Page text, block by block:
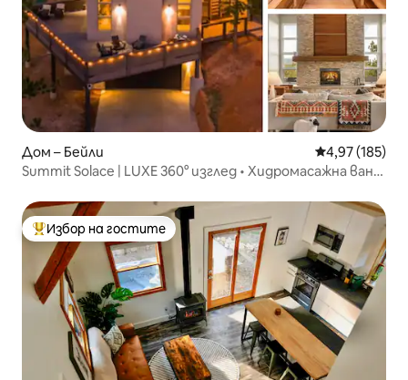
Дом – Бейли Средна
4,97 (185)
Summit Solace | LUXE 360° изглед • Хидромасажна вана
Най-популярен избор на гостите
Избор на гостите